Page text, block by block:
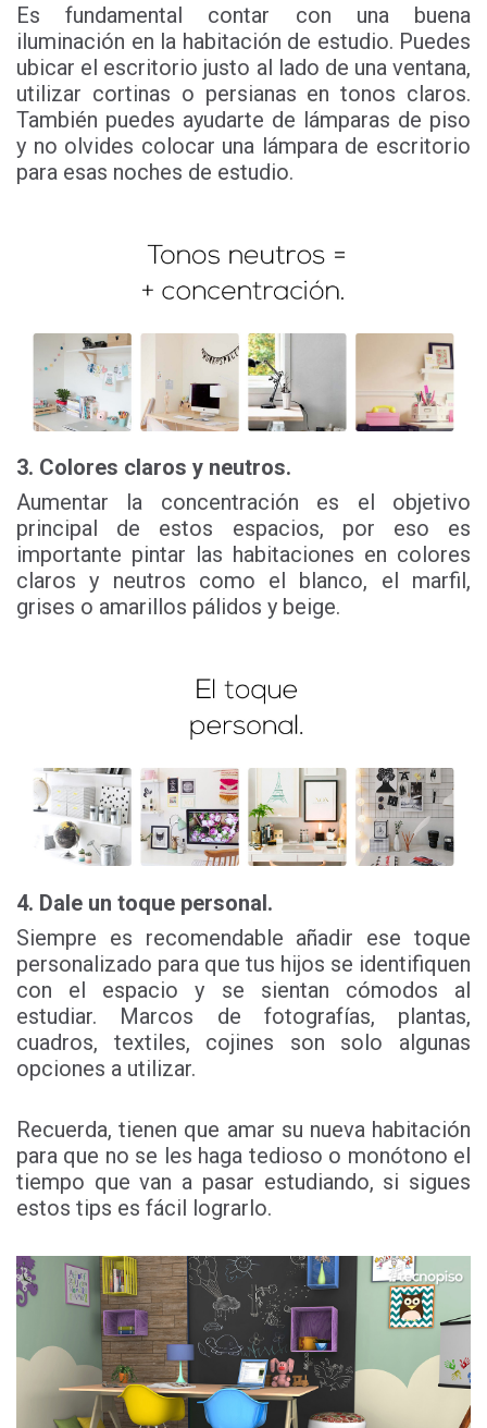
Es fundamental contar con una buena
iluminación en la habitación de estudio. Puedes
ubicar el escritorio justo al lado de una ventana,
utilizar cortinas o persianas en tonos claros.
También puedes ayudarte de lámparas de piso
y no olvides colocar una lámpara de escritorio
para esas noches de estudio.
3. Colores claros y neutros.
Aumentar la concentración es el objetivo
principal de estos espacios, por eso es
importante pintar las habitaciones en colores
claros y neutros como el blanco, el marfil,
grises o amarillos pálidos y beige.
4. Dale un toque personal.
Siempre es recomendable añadir ese toque
personalizado para que tus hijos se identifiquen
con el espacio y se sientan cómodos al
estudiar. Marcos de fotografías, plantas,
cuadros, textiles, cojines son solo algunas
opciones a utilizar.
Recuerda, tienen que amar su nueva habitación
para que no se les haga tedioso o monótono el
tiempo que van a pasar estudiando, si sigues
estos tips es fácil lograrlo.